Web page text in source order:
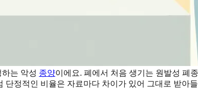
는 악성 종양이에요. 폐에서 처음 생기는 원발성 폐
정적인 비율은 자료마다 차이가 있어 그대로 받아